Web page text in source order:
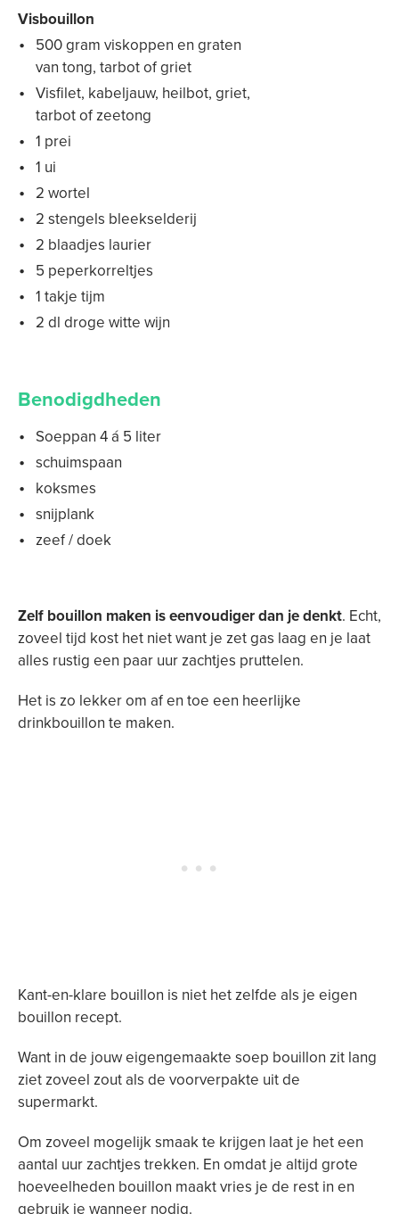
Visbouillon
500 gram viskoppen en graten
van tong, tarbot of griet
Visfilet, kabeljauw, heilbot, griet,
tarbot of zeetong
1 prei
1 ui
2 wortel
2 stengels bleekselderij
2 blaadjes laurier
5 peperkorreltjes
1 takje tijm
2 dl droge witte wijn
Benodigdheden
Soeppan 4 á 5 liter
schuimspaan
koksmes
snijplank
zeef / doek
Zelf bouillon maken is eenvoudiger dan je denkt. Echt,
zoveel tijd kost het niet want je zet gas laag en je laat
alles rustig een paar uur zachtjes pruttelen.
Het is zo lekker om af en toe een heerlijke
drinkbouillon te maken.
Kant-en-klare bouillon is niet het zelfde als je eigen
bouillon recept.
Want in de jouw eigengemaakte soep bouillon zit lang
ziet zoveel zout als de voorverpakte uit de
supermarkt.
Om zoveel mogelijk smaak te krijgen laat je het een
aantal uur zachtjes trekken. En omdat je altijd grote
hoeveelheden bouillon maakt vries je de rest in en
gebruik je wanneer nodig.